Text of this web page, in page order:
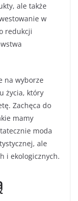
ale także
w
redukcji
na wyborze
życia, który
Zachęca do
mamy
moda
ale
i ekologicznych.